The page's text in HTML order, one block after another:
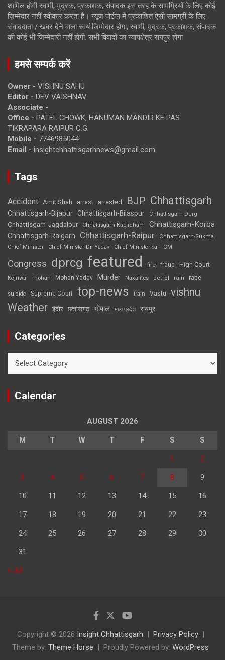
शामिल होगी स्वामी, मुद्रक, प्रकाशक, संपादक इस तरह के सामग्रियों के लिए कोई
ज़िम्मेदार नहीं स्वीकार करता है। न्यूज़ पोर्टल में प्रकाशित ऐसी सामग्री के लिए
संवाददाता / खबर देने वाला स्वयं जिम्मेदार होगा, स्वामी, मुद्रक, प्रकाशक, संपादक
की कोई भी जिम्मेदारी नहीं होगी. सभी विवादों का न्यायक्षेत्र रायपुर होगा
हमसे सम्पर्क करें
Owner - VISHNU SAHU
Editor - DEV VAISHNAV
Associate -
Office - PATEL CHOWK, HANUMAN MANDIR KE PAS
TIKRAPARA RAIPUR C.G.
Mobile - 7746985044
Email - insightchhattisgarhnews@gmail.com
Tags
Accident Amit Shah arrest arrested BJP Chhattisgarh
Chhattisgarh-Bijapur Chhattisgarh-Bilaspur Chhattisgarh-Durg
Chhattisgarh-Jagdalpur Chhattisgarh-Kabirdham Chhattisgarh-Korba
Chhattisgarh-Raigarh Chhattisgarh-Raipur
Chhattisgarh-Sukma
Chief Minister
Chief Minister Dr. Yadav Chief Minister Sai CM
Congress dprcg featured fire fraud High Court
Kejriwal mohan Mohan Yadav Murder Naxalites petrol rain rape
suicide Supreme Court top-news train Vastu vishnu
Weather इंदौर छत्तीसगढ़ भोपाल मध्य प्रदेश रायपुर
Categories
Calendar
AUGUST 2026
M T W T F S S
1 2
3 4 5 6 7 8 9
10 11 12 13 14 15 16
17 18 19 20 21 22 23
24 25 26 27 28 29 30
31
« Jul
Copyright © 2026 Insight Chhattisgarh
Privacy Policy
Theme by: Theme Horse Proudly Powered by: WordPress